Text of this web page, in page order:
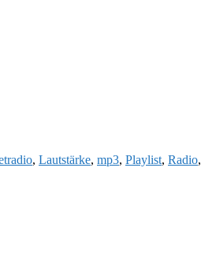
, Lautstärke, mp3, Playlist, Radio,